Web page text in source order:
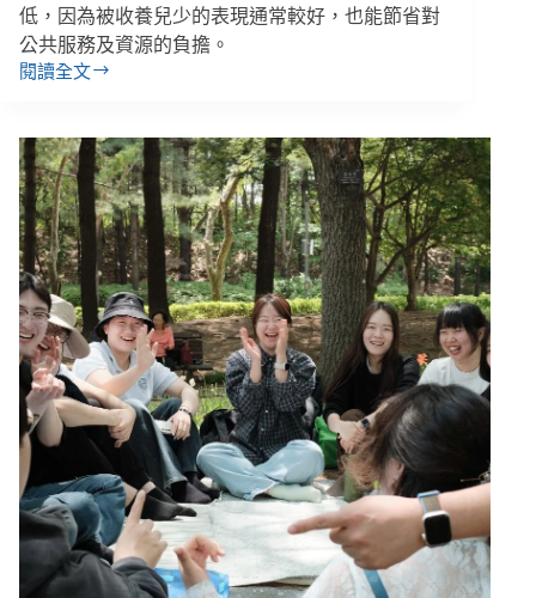
低，因為被收養兒少的表現通常較好，也能節省對
公共服務及資源的負擔。
閱讀全文
英
究
指
「收
養」
更
有
利
於
兒
童
發
展、
大
幅
提
升